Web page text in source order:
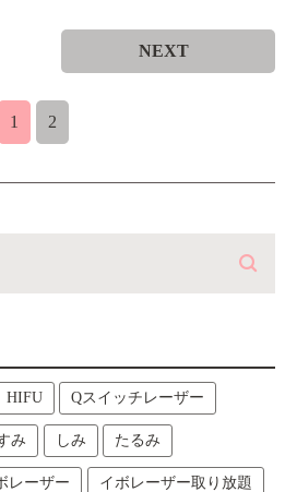
1 2
NEXT
HIFU Qスイッチレーザー
み しみ たるみ
レーザー イボレーザー取り放題